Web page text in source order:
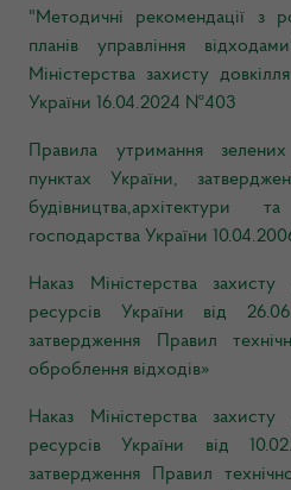
"Методичні рекомендації з
планів управління
Міністерства захисту
України 16.04.2024 №403
Правила утримання
пунктах України,
будівництва,архітектури
господарства України
Наказ Міністерства
ресурсів України від
затвердження Правил
оброблення відходів»
Наказ Міністерства
ресурсів України від
затвердження Правил